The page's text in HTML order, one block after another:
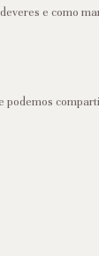
e como